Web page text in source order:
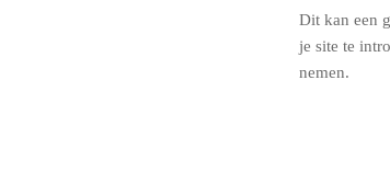
Dit kan een
je site te
nemen.